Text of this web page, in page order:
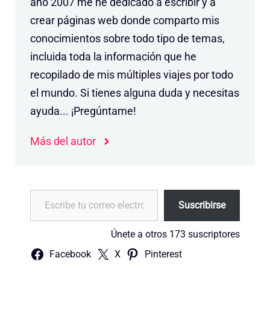
crear páginas web donde comparto mis
conocimientos sobre todo tipo de temas,
incluida toda la información que he
recopilado de mis múltiples viajes por todo
el mundo. Si tienes alguna duda y necesitas
ayuda... ¡Pregúntame!
Más del autor
Escribe tu correo electrónico…
Suscribirse
Únete a otros 173 suscriptores
Facebook X Pinterest